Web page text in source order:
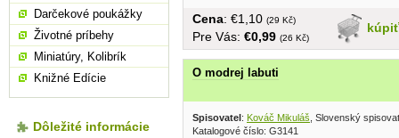
kúpiť
Cena: €1,10 (29 Kč)
Pre Vás: €0,99 (26 Kč)
O modrej labuti
Spisovatel : Kováč Mikuláš, Slovenský
Katalogové číslo: G3141
Darčekové poukážky
Životné príbehy
Miniatúry, Kolibrík
Knižné Edície
Dôležité informácie